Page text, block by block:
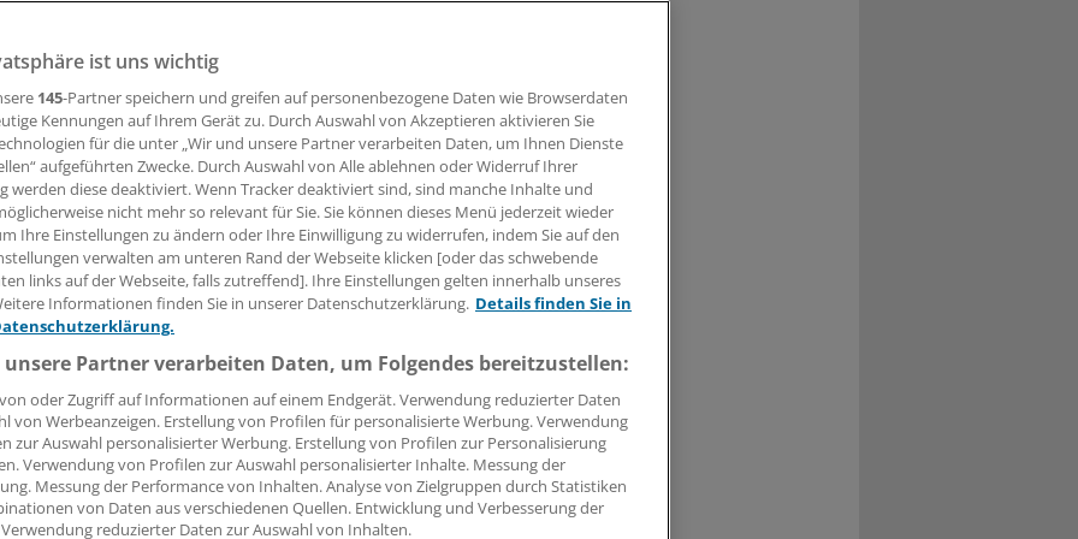
erkranken im Vergleich zu Männern häufiger an koronarer
ergab eine Metaanalyse.
09:44 Uhr
0
mit Diabetes haben im Vergleich zu zuckerkranken Männern ein
Risiko für eine KHK.
von 22 Studien mit 64 Kohorten und knapp 860.000 Probanden
Fällen von KHK ergeben (
Diabetologia 2014
ist uns wichtig
145-Partner speichern und greifen auf personenbezogene Daten wie Browserdaten
Kennungen auf Ihrem Gerät zu. Durch Auswahl von Akzeptieren aktivieren Sie
für die unter „Wir und unsere Partner verarbeiten Daten, um Ihnen Dienste
aufgeführten Zwecke. Durch Auswahl von Alle ablehnen oder Widerruf Ihrer
werden diese deaktiviert. Wenn Tracker deaktiviert sind, sind manche Inhalte und
nicht mehr so relevant für Sie. Sie können dieses Menü jederzeit wieder
Ihre Einstellungen zu ändern oder Ihre Einwilligung zu widerrufen, indem Sie auf den
verwalten am unteren Rand der Webseite klicken [oder das schwebende
links auf der Webseite, falls zutreffend]. Ihre Einstellungen gelten innerhalb unseres
Informationen finden Sie in unserer Datenschutzerklärung. Details finden Sie in
Partner verarbeiten Daten, um Folgendes bereitzustellen:
oder Zugriff auf Informationen auf einem Endgerät. Verwendung reduzierter Daten
von Werbeanzeigen. Erstellung von Profilen für personalisierte Werbung. Verwendung
zur Auswahl personalisierter Werbung. Erstellung von Profilen zur Personalisierung
Verwendung von Profilen zur Auswahl personalisierter Inhalte. Messung der
Messung der Performance von Inhalten. Analyse von Zielgruppen durch Statistiken
von Daten aus verschiedenen Quellen. Entwicklung und Verbesserung der
reduzierter Daten zur Auswahl von Inhalten.